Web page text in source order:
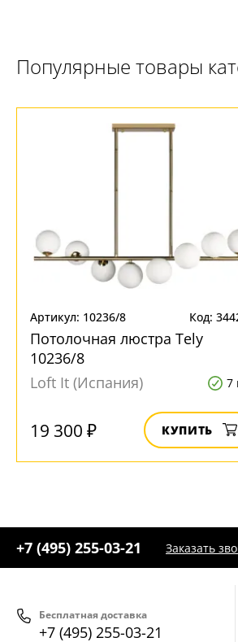
Популярные товары
Артикул: 10236/8 Код:
Потолочная люстра Tely
10236/8
Loft It (Испания)
7
19 300 ₽ КУПИТЬ
+7 (495) 255-03-21 Заказать
Бесплатная доставка
+7 (495) 255-03-21